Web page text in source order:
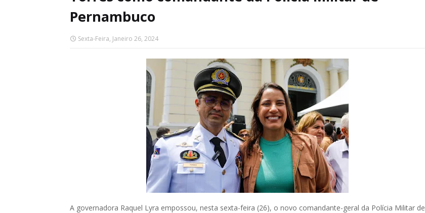
Pernambuco
Sexta-Feira, Janeiro 26, 2024
A governadora Raquel Lyra empossou, nesta sexta-feira (26), o novo comandante-geral da Polícia Militar de